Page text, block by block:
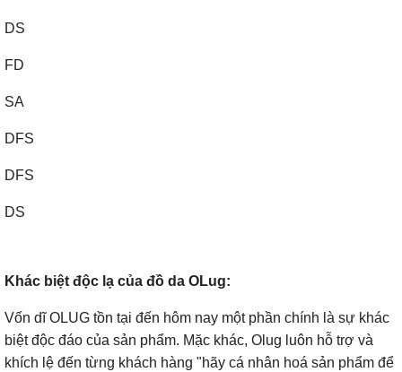
DS
FD
SA
DFS
DFS
DS
Khác biệt độc lạ của đồ da OLug:
Vốn dĩ OLUG tồn tại đến hôm nay một phần chính là sự khác
biệt độc đáo của sản phẩm. Mặc khác, Olug luôn hỗ trợ và
khích lệ đến từng khách hàng "hãy cá nhân hoá sản phẩm để